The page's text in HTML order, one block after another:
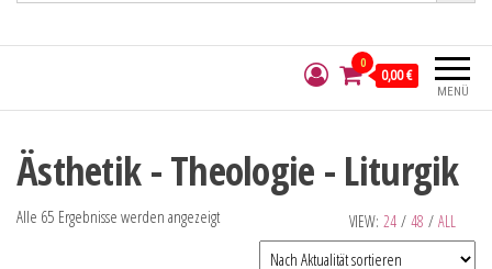
MENÜ
0
0,00 €
Ästhetik - Theologie - Liturgik
VIEW: 24 / 48 / ALL
Alle 65 Ergebnisse werden angezeigt